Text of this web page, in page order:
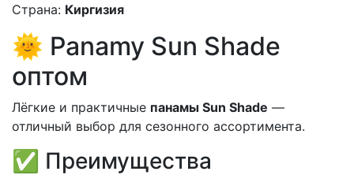
Страна: Киргизия
🌞 Panаmy Sun Shade
оптом
Лёгкие и практичные панамы Sun Shade —
отличный выбор для сезонного ассортимента.
✅ Преимущества